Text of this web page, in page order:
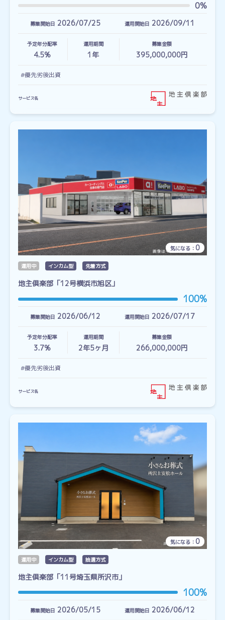
0%
募集開始日 2026/07/25 運用開始日 2026/09/11
予定年分配率
4.5%
運用期間
1 年
募集金額
395,000,000円
#優先劣後出資
サービス名
気になる： 0
運用中 インカム型 先着方式
地主倶楽部「12号横浜市旭区」
100%
募集開始日 2026/06/12 運用開始日 2026/07/17
予定年分配率
3.7%
運用期間
2年5ヶ月
募集金額
266,000,000円
#優先劣後出資
サービス名
気になる： 0
運用中 インカム型 抽選方式
地主倶楽部「11号埼玉県所沢市」
100%
募集開始日 2026/05/15 運用開始日 2026/06/12